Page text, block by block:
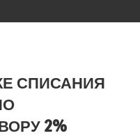
СПИСАНИЯ
2%